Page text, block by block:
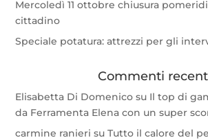
Mercoledì 11 ottobre chiusura
cittadino
Speciale potatura: attrezzi per gli
Commenti
Elisabetta Di Domenico su Il top di
da Ferramenta Elena con un super
carmine ranieri suTutto il calore del